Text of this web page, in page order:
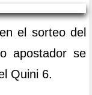
el sorteo del
apostador se
Quini 6.